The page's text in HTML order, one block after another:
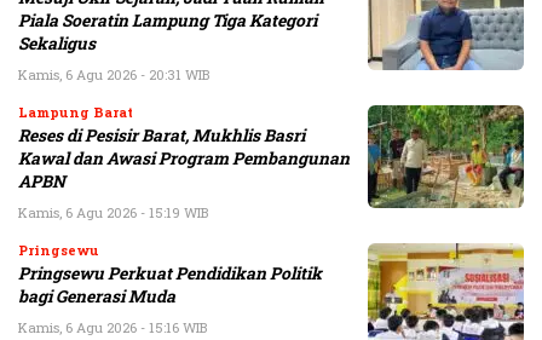
Piala Soeratin Lampung Tiga Kategori
Sekaligus
Kamis, 6 Agu 2026 - 20:31 WIB
Lampung Barat
Reses di Pesisir Barat, Mukhlis Basri
Kawal dan Awasi Program Pembangunan
APBN
Kamis, 6 Agu 2026 - 15:19 WIB
Pringsewu
Pringsewu Perkuat Pendidikan Politik
bagi Generasi Muda
Kamis, 6 Agu 2026 - 15:16 WIB